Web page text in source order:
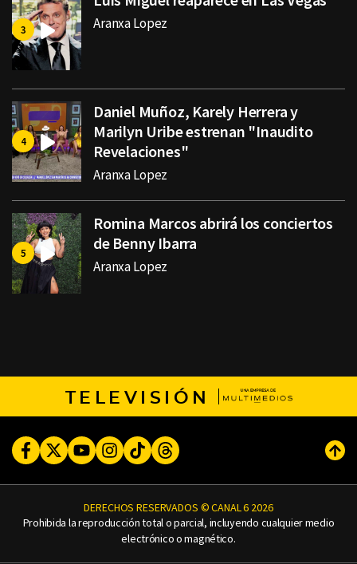
Aranxa Lopez
Daniel Muñoz, Karely Herrera y
Marilyn Uribe estrenan "Inaudito
Revelaciones"
Aranxa Lopez
Romina Marcos abrirá los conciertos
de Benny Ibarra
Aranxa Lopez
TELEVISIÓN
FacebookTwitterYoutubeInstagram
TikTokThreads
DERECHOS RESERVADOS © CANAL 6 2026
Prohibida la reproducción total o parcial, incluyendo cualquier medio
electrónico o magnético.